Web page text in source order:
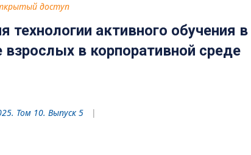
доступ
технологии активного обучения в
в корпоративной среде
Том 10. Выпуск 5